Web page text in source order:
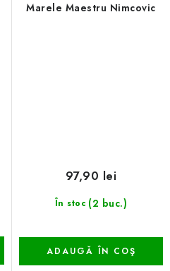
Marele Maestru Nimcovic
În stoc (2 buc.)
97,90 lei
ADAUGĂ ÎN COŞ